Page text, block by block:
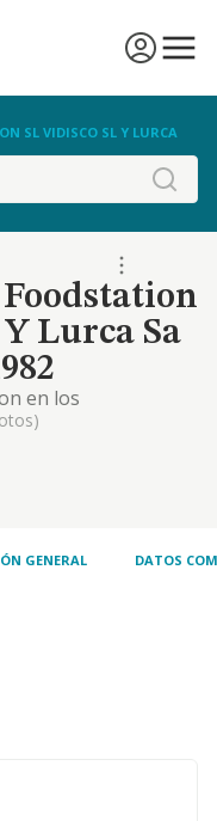
SL VIDISCO SL Y LURCA
Foodstation
Lurca Sa
en los
de las empresas
movil" y "pasta
GENERAL DATOS